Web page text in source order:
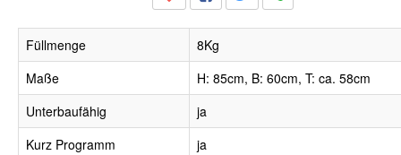
Füllmenge
8Kg
Maße
H: 85cm, B: 60cm, T: ca. 58cm
Unterbaufähig
ja
Kurz Programm
ja